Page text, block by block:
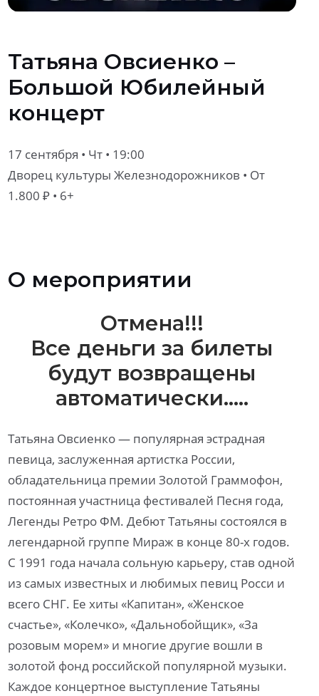
Татьяна Овсиенко –
Большой Юбилейный
концерт
17 сентября • Чт • 19:00
Дворец культуры Железнодорожников • От
1.800 ₽ • 6+
О мероприятии
Отмена!!!
Все деньги за билеты
будут возвращены
автоматически…..
Татьяна Овсиенко — популярная эстрадная
певица, заслуженная артистка России,
обладательница премии Золотой Граммофон,
постоянная участница фестивалей Песня года,
Легенды Ретро ФМ. Дебют Татьяны состоялся в
легендарной группе Мираж в конце 80-х годов.
С 1991 года начала сольную карьеру, став одной
из самых известных и любимых певиц Росси и
всего СНГ. Ее хиты «Капитан», «Женское
счастье», «Колечко», «Дальнобойщик», «За
розовым морем» и многие другие вошли в
золотой фонд российской популярной музыки.
Каждое концертное выступление Татьяны